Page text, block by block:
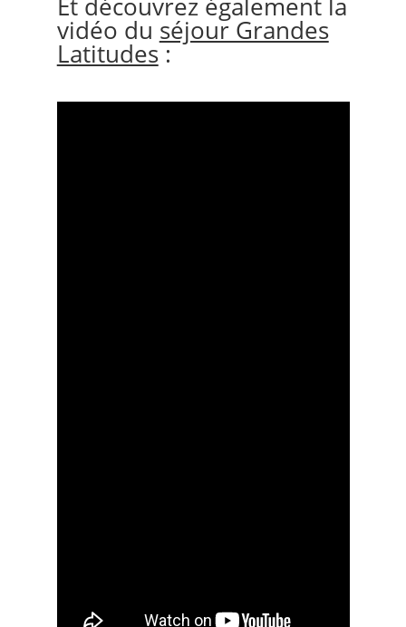
vidéo du séjour Grandes
Latitudes: